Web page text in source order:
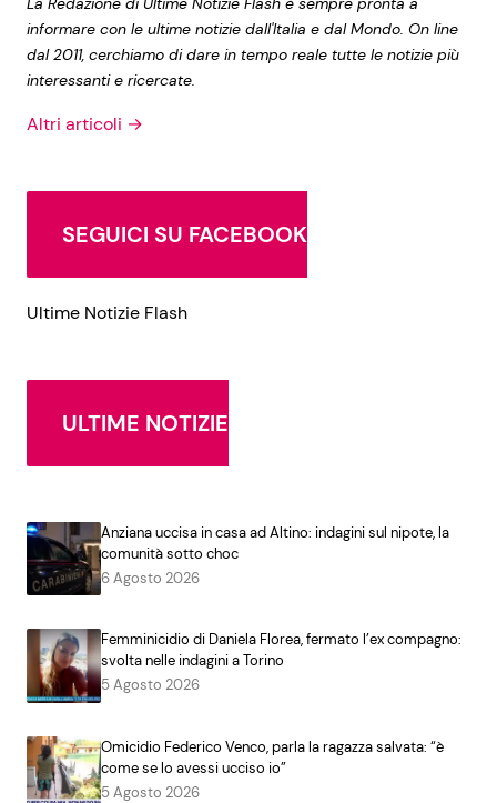
informare con le ultime notizie dall'Italia e dal Mondo. On line
dal 2011, cerchiamo di dare in tempo reale tutte le notizie più
interessanti e ricercate.
Altri articoli →
SEGUICI SU FACEBOOK
Ultime Notizie Flash
ULTIME NOTIZIE
Anziana uccisa in casa ad Altino: indagini sul nipote, la
comunità sotto choc
6 Agosto 2026
Femminicidio di Daniela Florea, fermato l’ex compagno:
svolta nelle indagini a Torino
5 Agosto 2026
Omicidio Federico Venco, parla la ragazza salvata: “è
come se lo avessi ucciso io”
5 Agosto 2026